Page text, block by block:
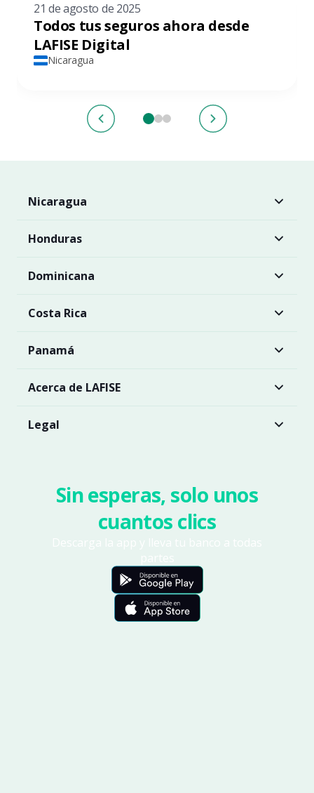
21 de agosto de 2025
Todos tus seguros ahora desde
LAFISE Digital
Nicaragua
Nicaragua
Honduras
Dominicana
Costa Rica
Panamá
Acerca de LAFISE
Legal
Sin esperas, solo unos
cuantos clics